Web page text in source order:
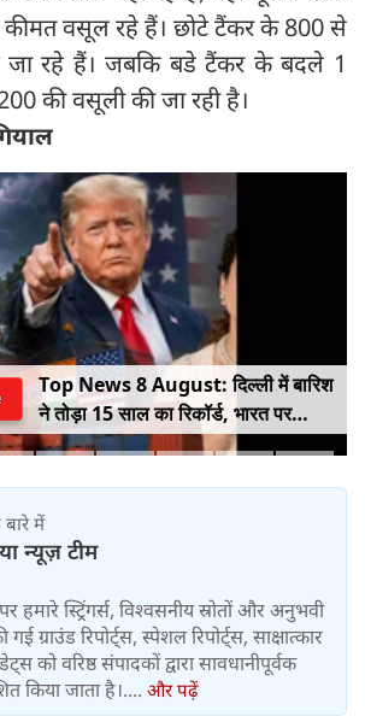
कीमत वसूल रहे हैं। छोटे टैंकर के 800 से
जा रहे हैं। जबकि बडे टैंकर के बदले 1
की वसूली की जा रही है।
Top News 8 August: दिल्ली में बारिश
ने तोड़ा 15 साल का रिकॉर्ड, भारत पर
100% टैरिफ का खतरा; Gen Z पर कंगना
में
न्यूज़ टीम
हमारे स्ट्रिंगर्स, विश्वसनीय स्रोतों और अनुभवी
गई ग्राउंड रिपोर्ट्स, स्पेशल रिपोर्ट्स, साक्षात्कार
को वरिष्ठ संपादकों द्वारा सावधानीपूर्वक
किया जाता है।.... और पढ़ें